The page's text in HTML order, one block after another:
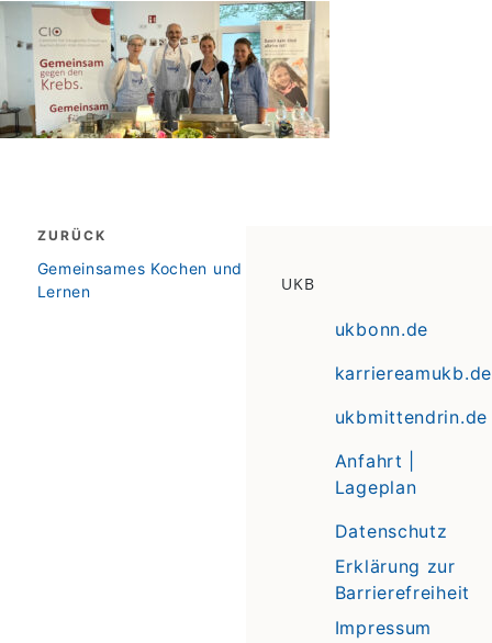
Beitragsnavigation
ZURÜCK
zurück
Gemeinsames Kochen und
Lernen
UKB
ukbonn.de
karriereamukb.de
ukbmittendrin.de
Anfahrt |
Lageplan
Datenschutz
Erklärung zur
Barrierefreiheit
Impressum